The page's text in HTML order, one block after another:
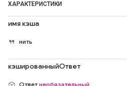
ХАРАКТЕРИСТИКИ
имя кэша
нить
кэшированныйОтвет
Ответ необязательный